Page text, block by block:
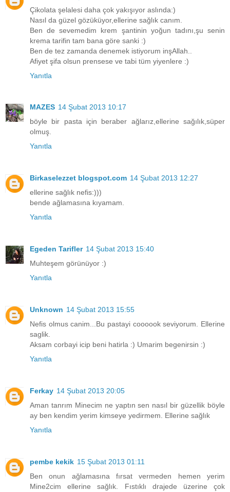
Çikolata şelalesi daha çok yakışıyor aslında:)
Nasıl da güzel gözüküyor,ellerine sağlık canım.
Ben de sevemedim krem şantinin yoğun tadını,şu senin
krema tarifin tam bana göre sanki :)
Ben de tez zamanda denemek istiyorum inşAllah..
Afiyet şifa olsun prensese ve tabi tüm yiyenlere :)
Yanıtla
MAZES 14 Şubat 2013 10:17
böyle bir pasta için beraber ağlarız,ellerine sağılık,süper
olmuş.
Yanıtla
Birkaselezzet blogspot.com 14 Şubat 2013 12:27
ellerine sağlık nefis:)))
bende ağlamasına kıyamam.
Yanıtla
Egeden Tarifler 14 Şubat 2013 15:40
Muhteşem görünüyor :)
Yanıtla
Unknown 14 Şubat 2013 15:55
Nefis olmus canim...Bu pastayi coooook seviyorum. Ellerine
saglik.
Aksam corbayi icip beni hatirla :) Umarim begenirsin :)
Yanıtla
Ferkay 14 Şubat 2013 20:05
Aman tanrım Minecim ne yaptın sen nasıl bir güzellik böyle
ay ben kendim yerim kimseye yedirmem. Ellerine sağlık
Yanıtla
pembe kekik 15 Şubat 2013 01:11
Ben onun ağlamasına fırsat vermeden hemen yerim
Mine2cim ellerine sağlık. Fıstıklı drajede üzerine çok